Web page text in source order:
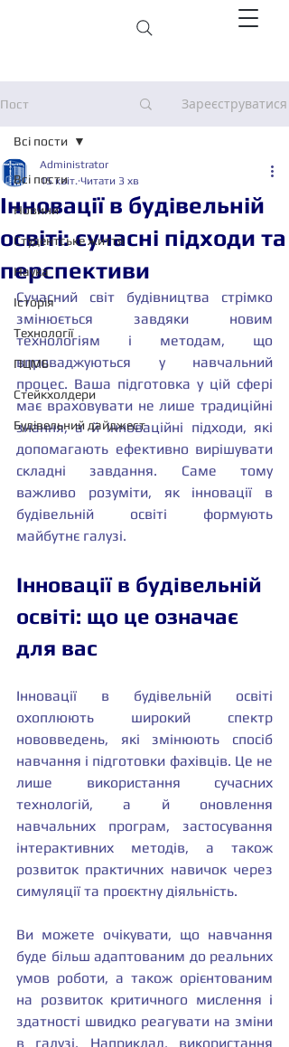
Пост Зареєструватися
Всі пости
Новини
Студентське життя
Наука
Історія
Технології
ПЦМБ
Стейкхолдери
Будівельний дайджест
Всі пости
Інновації в будівельній
освіті: сучасні підходи та
перспективи
Administrator
15 квіт. Читати 3 хв
Сучасний світ будівництва стрімко
змінюється завдяки новим
технологіям і методам, що
впроваджуються у навчальний
процес. Ваша підготовка у цій сфері
має враховувати не лише традиційні
знання, а й інноваційні підходи, які
допомагають ефективно вирішувати
складні завдання. Саме тому
важливо розуміти, як інновації в
будівельній освіті формують
майбутнє галузі.
Інновації в будівельній
освіті: що це означає
для вас
Інновації в будівельній освіті
охоплюють широкий спектр
нововведень, які змінюють спосіб
навчання і підготовки фахівців. Це не
лише використання сучасних
технологій, а й оновлення
навчальних програм, застосування
інтерактивних методів, а також
розвиток практичних навичок через
симуляції та проєктну діяльність.
Ви можете очікувати, що навчання
буде більш адаптованим до реальних
умов роботи, а також орієнтованим
на розвиток критичного мислення і
здатності швидко реагувати на зміни
в галузі. Наприклад, використання